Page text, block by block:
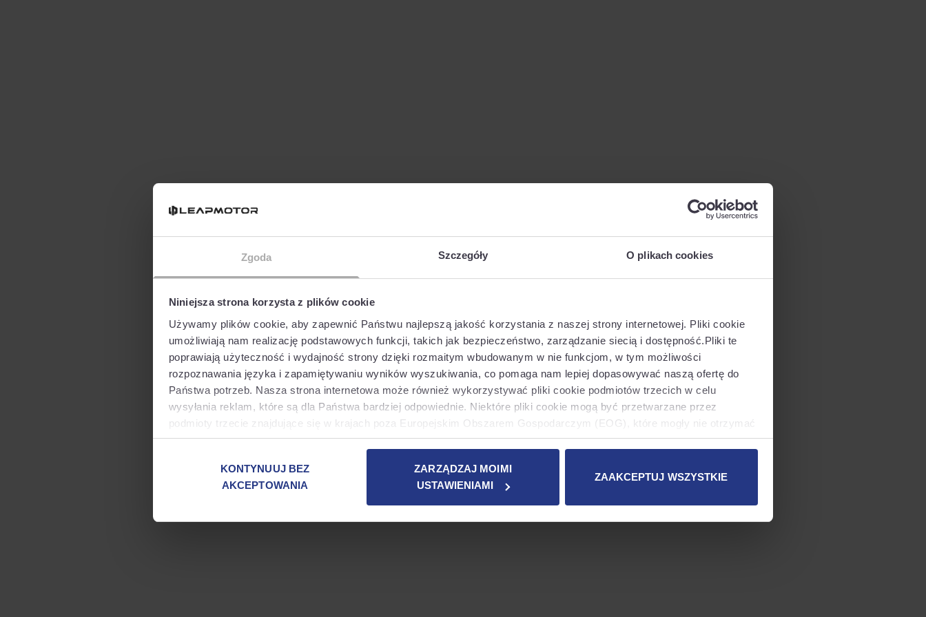
Zgoda Szczegóły O plikach cookies
Niniejsza strona korzysta z plików cookie
Używamy plików cookie, aby zapewnić Państwu najlepszą jakość korzystania z naszej strony internetowej. Pliki cookie
umożliwiają nam realizację podstawowych funkcji, takich jak bezpieczeństwo, zarządzanie siecią i dostępność.Pliki te
poprawiają użyteczność i wydajność strony dzięki rozmaitym wbudowanym w nie funkcjom, w tym możliwości
rozpoznawania języka i zapamiętywaniu wyników wyszukiwania, co pomaga nam lepiej dopasowywać naszą ofertę do
Państwa potrzeb. Nasza strona internetowa może również wykorzystywać pliki cookie podmiotów trzecich w celu
wysyłania reklam, które są dla Państwa bardziej odpowiednie. Niektóre pliki cookie mogą być przetwarzane przez
podmioty trzecie znajdujące się w krajach poza Europejskim Obszarem Gospodarczym (EOG), które mogły nie otrzymać
jeszcze decyzji w sprawie adekwatności ochrony danych od europejskich organów ochrony danych. W takim przypadku
Jeżeli chcą Państwo zapoznać się z dodatkowymi informacjami na temat używanych przez nas plików cookie i
sposobóww zarządzania nimi, możliwe jest przejście do naszejPolityki dotyczącej plików cookiealbo kliknięcie
przycisku "Zarządzaj moimi ustawieniami".
KONTYNUUJ BEZ
AKCEPTOWANIA
ZARZĄDZAJ MOIMI
USTAWIENIAMI
ZAAKCEPTUJ WSZYSTKIE
Application error: a client-side exception has occurred (see the browser console for more information).